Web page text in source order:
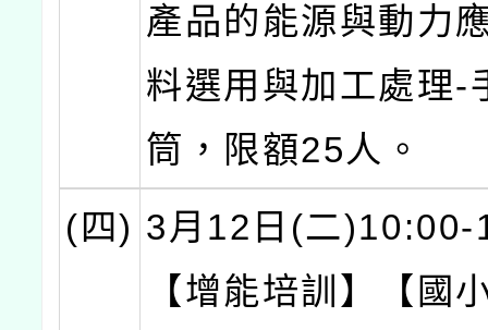
產品的能源與動力
料選用與加工處理-
筒，限額25人。
(四) 3月12日(二)10:00-
【增能培訓】【國